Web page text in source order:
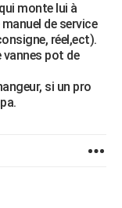
monte lui à
de service
réel,ect).
vannes pot de
si un pro